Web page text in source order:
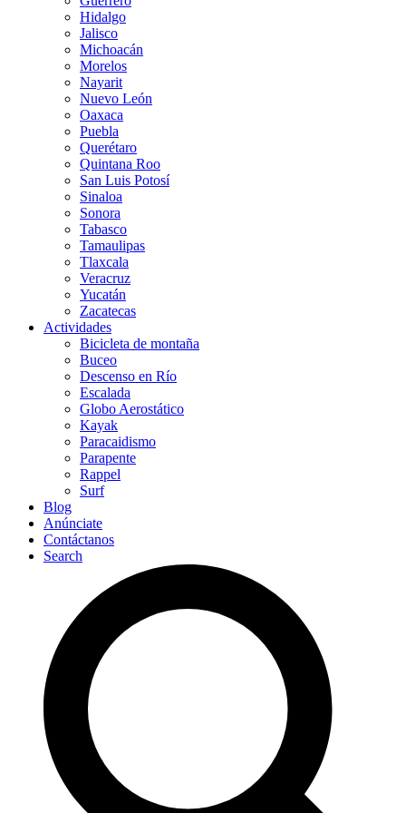
Hidalgo
Jalisco
Michoacán
Morelos
Nayarit
Nuevo León
Oaxaca
Puebla
Querétaro
Quintana Roo
San Luis Potosí
Sinaloa
Sonora
Tabasco
Tamaulipas
Tlaxcala
Veracruz
Yucatán
Zacatecas
Actividades
Bicicleta de montaña
Buceo
Descenso en Río
Escalada
Globo Aerostático
Kayak
Paracaidismo
Parapente
Rappel
Surf
Blog
Anúnciate
Contáctanos
Search